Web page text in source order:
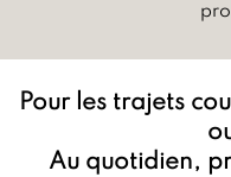
Pour les trajets
Au quotidien,